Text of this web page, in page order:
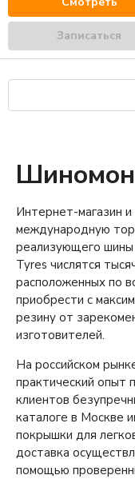
Записаться
Интернет-магазин
международную
реализующего шины
Tyres числятся
расположенных по
приобрести с
резину от
изготовителей.
На российском
практический опыт
клиентов
каталоге в Москве
покрышки для
доставка
помощью